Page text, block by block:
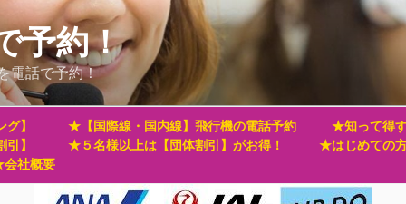
予約！
電話で予約！
】 ★【国際線・国内線】飛行機の電話予約
★知って得
】
★５名様以上は【団体割引】がお得！
★はじめての
社概要